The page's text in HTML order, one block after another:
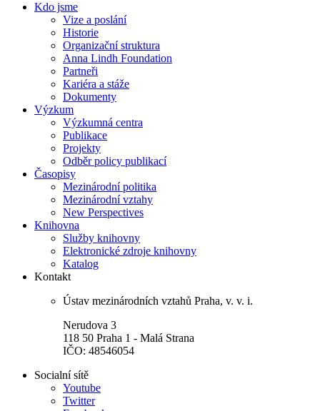
Kdo jsme
Vize a poslání
Historie
Organizační struktura
Anna Lindh Foundation
Partneři
Kariéra a stáže
Dokumenty
Výzkum
Výzkumná centra
Publikace
Projekty
Odběr policy publikací
Časopisy
Mezinárodní politika
Mezinárodní vztahy
New Perspectives
Knihovna
Služby knihovny
Elektronické zdroje knihovny
Katalog
Kontakt
Ústav mezinárodních vztahů Praha, v. v. i.
Nerudova 3
118 50 Praha 1 - Malá Strana
IČO: 48546054
Socialní sítě
Youtube
Twitter